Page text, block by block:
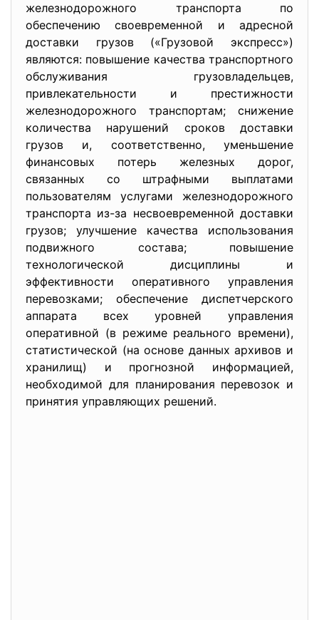
железнодорожного транспорта по
обеспечению своевременной и адресной
доставки грузов («Грузовой экспресс»)
являются: повышение качества транспортного
обслуживания грузовладельцев,
привлекательности и престижности
железнодорожного транспортам; снижение
количества нарушений сроков доставки
грузов и, соответственно, уменьшение
финансовых потерь железных дорог,
связанных со штрафными выплатами
пользователям услугами железнодорожного
транспорта из-за несвоевременной доставки
грузов; улучшение качества использования
подвижного состава; повышение
технологической дисциплины и
эффективности оперативного управления
перевозками; обеспечение диспетчерского
аппарата всех уровней управления
оперативной (в режиме реального времени),
статистической (на основе данных архивов и
хранилищ) и прогнозной информацией,
необходимой для планирования перевозок и
принятия управляющих решений.